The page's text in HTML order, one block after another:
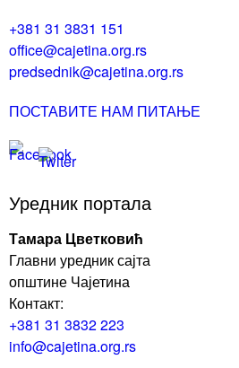
+381 31 3831 151
office@cajetina.org.rs
predsednik@cajetina.org.rs
ПОСТАВИТЕ НАМ ПИТАЊЕ
Уредник портала
Тамара Цветковић
Главни уредник сајта
општине Чајетина
Контакт:
+381 31 3832 223
info@cajetina.org.rs